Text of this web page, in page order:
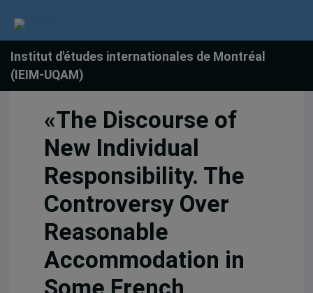
Institut d'études internationales de Montréal
(IEIM-UQAM)
«The Discourse of
New Individual
Responsibility. The
Controversy Over
Reasonable
Accommodation in